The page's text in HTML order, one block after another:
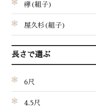
欅(組子)
屋久杉(組子)
長さで選ぶ
6尺
4.5尺